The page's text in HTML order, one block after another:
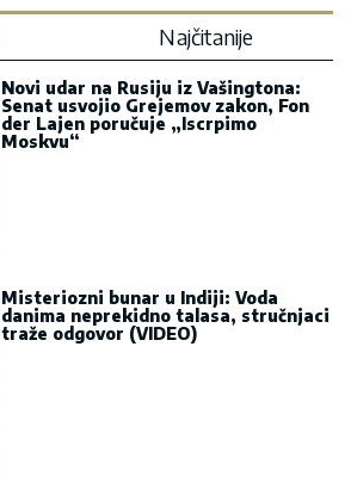
Najčitanije
Novi udar na Rusiju iz Vašingtona:
Senat usvojio Grejemov zakon, Fon
der Lajen poručuje „Iscrpimo
Moskvu“
Misteriozni bunar u Indiji: Voda
danima neprekidno talasa, stručnjaci
traže odgovor (VIDEO)